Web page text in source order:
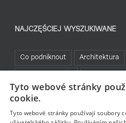
NAJCZĘŚCIEJ WYSZUKIWANE
Co podniknout Architektura
Bez bariér
Rozhledny
Tyto webové stránky
cookie.
Tyto webové stránky používají soubory